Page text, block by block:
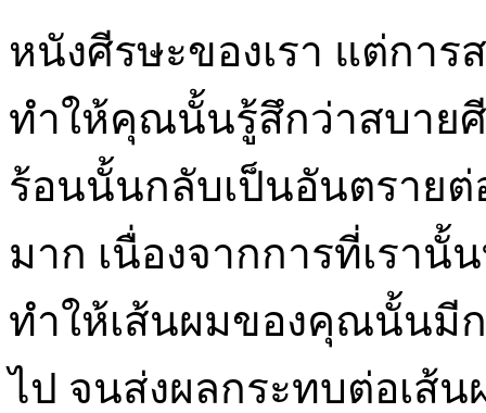
หนังศีรษะของเรา แต่กา
ทำให้คุณนั้นรู้สึกว่าสบาย
ร้อนนั้นกลับเป็นอันตรายต่
มาก เนื่องจากการที่เรา
ทำให้เส้นผมของคุณนั้นมี
ไป จนส่งผลกระทบต่อเส้